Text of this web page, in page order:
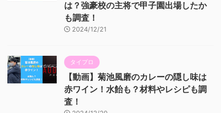
は？強豪校の主将で甲子園出場したか
も調査！
2024/12/21
タイプロ
【動画】菊池風磨のカレーの隠し味は
赤ワイン！水飴も？材料やレシピも調
査！